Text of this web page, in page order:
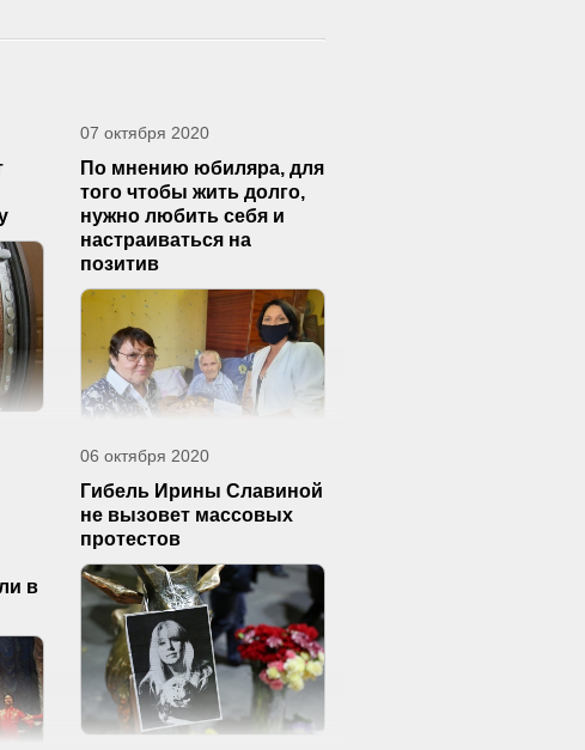
07 октября 2020
По мнению юбиляра, для
того чтобы жить долго,
нужно любить себя и
настраиваться на
позитив
в
06 октября 2020
Гибель Ирины Славиной
не вызовет массовых
протестов